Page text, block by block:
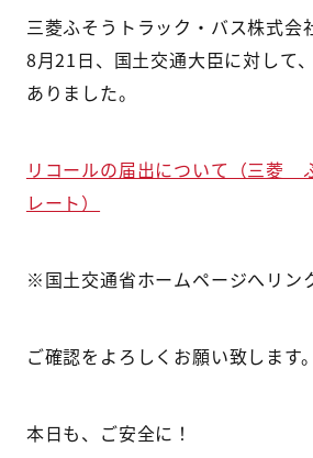
三菱ふそうトラック・バス株式会
8月21日、国土交通大臣に対して
ありました。
リコールの届出について（三菱
レート）
※国土交通省ホームページへリン
ご確認をよろしくお願い致します。
本日も、ご安全に！